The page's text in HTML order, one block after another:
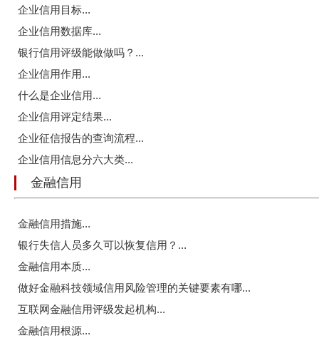
企业信用目标...
企业信用数据库...
银行信用评级能做做吗？...
企业信用作用...
什么是企业信用...
企业信用评定结果...
企业征信报告的查询流程...
企业信用信息分六大类...
金融信用
金融信用措施...
银行失信人员多久可以恢复信用？...
金融信用本质...
做好金融科技领域信用风险管理的关键要素有哪...
互联网金融信用评级发起机构...
金融信用根源...